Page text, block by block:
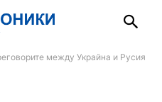
между Украйна и Русия